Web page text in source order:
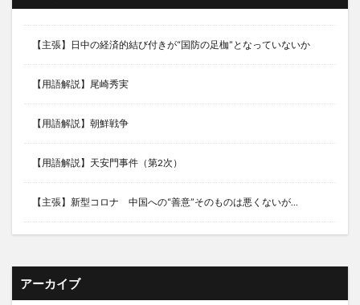
【主張】日中の経済的結び付きが“国防の足枷”となっていないか
【用語解説】尾崎秀実
【用語解説】朝鮮戦争
【用語解説】天安門事件（第2次）
【主張】新型コロナ 中国への“善意”そのものは悪くないが…
アーカイブ